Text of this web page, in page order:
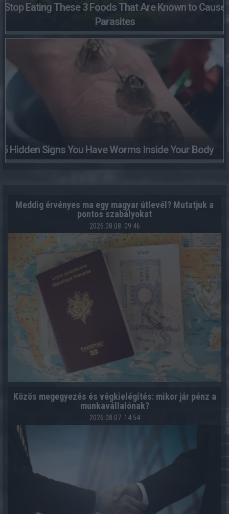
Stop Eating These 3 Foods That Are Known to Cause
Parasites
5 Hidden Signs You Have Worms Inside Your Body
Meddig érvényes ma egy magyar útlevél? Mutatjuk a
pontos szabályokat
2026.08.08. 09:46
Közös megegyezés és végkielégítés: mikor jár pénz a
munkavállalónak?
2026.08.07. 14:54